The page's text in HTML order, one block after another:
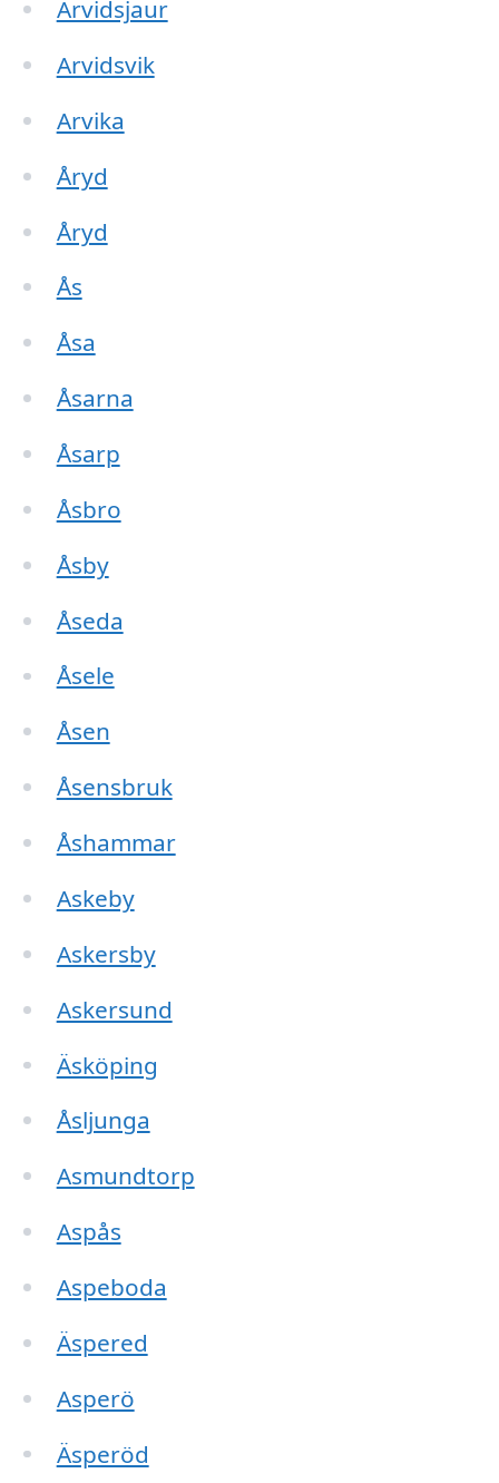
Arvidsjaur
Arvidsvik
Arvika
Åryd
Åryd
Ås
Åsa
Åsarna
Åsarp
Åsbro
Åsby
Åseda
Åsele
Åsen
Åsensbruk
Åshammar
Askeby
Askersby
Askersund
Äsköping
Åsljunga
Asmundtorp
Aspås
Aspeboda
Äspered
Asperö
Äsperöd